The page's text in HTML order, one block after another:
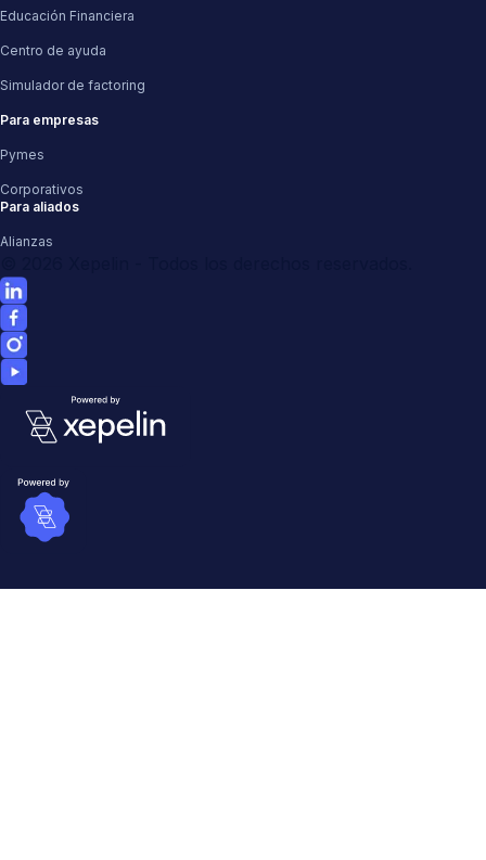
Educación Financiera
Centro de ayuda
Simulador de factoring
Para empresas
Pymes
Corporativos
Para aliados
Alianzas